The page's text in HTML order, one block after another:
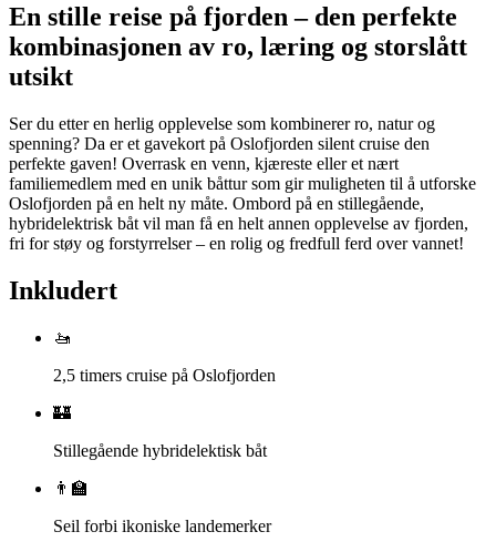
En stille reise på fjorden – den perfekte
kombinasjonen av ro, læring og storslått
utsikt
Ser du etter en herlig opplevelse som kombinerer ro, natur og
spenning? Da er et gavekort på Oslofjorden silent cruise den
perfekte gaven! Overrask en venn, kjæreste eller et nært
familiemedlem med en unik båttur som gir muligheten til å utforske
Oslofjorden på en helt ny måte. Ombord på en stillegående,
hybridelektrisk båt vil man få en helt annen opplevelse av fjorden,
fri for støy og forstyrrelser – en rolig og fredfull ferd over vannet!
Inkludert
🚤
2,5 timers cruise på Oslofjorden
🏰
Stillegående hybridelektisk båt
👨‍🏫
Seil forbi ikoniske landemerker